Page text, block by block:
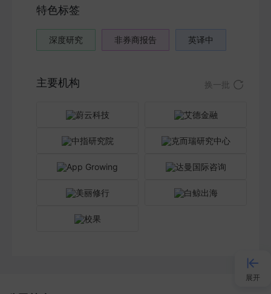
特色标签
深度研究 非券商报告 英译中
主要机构 换一批
展开